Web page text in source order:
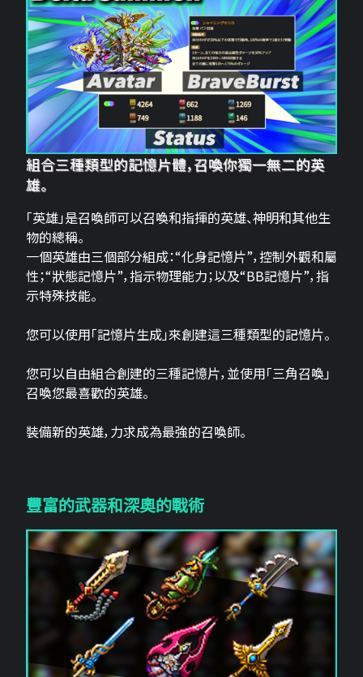
組合三種類型的記憶片體，召喚你獨一無二的英
雄。
「英雄」是召喚師可以召喚和指揮的英雄、神明和其他生
物的總稱。
一個英雄由三個部分組成：“化身記憶片”，控制外觀和屬
性；“狀態記憶片”，指示物理能力；以及“BB記憶片”，指
示特殊技能。
您可以使用「記憶片生成」來創建這三​​種類型的記憶片。
您可以自由組合創建的三種記憶片，並使用「三角召喚」
召喚您最喜歡的英雄。
裝備新的英雄，力求成為最強的召喚師。
豐富的武器和深奧的戰術